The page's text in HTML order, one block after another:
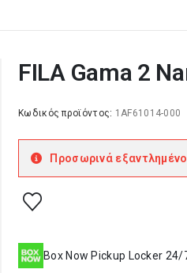
FILA Gama 2
Κωδικός προϊόντος: 1AF61014-000
Προσωρινά
Box Now Pickup Locker 24/